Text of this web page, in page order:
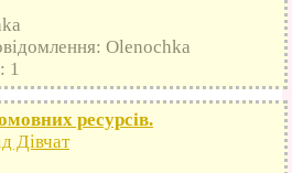
Olenochka
1
ресурсів.
Дівчат